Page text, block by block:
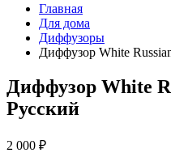
Главная
Для дома
Диффузоры
Диффузор White
Диффузор White
Русский
2 000 ₽